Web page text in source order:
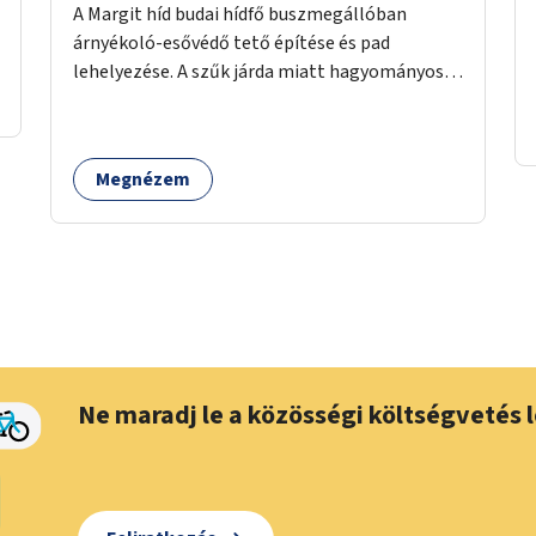
A Margit híd budai hídfő buszmegállóban
árnyékoló-esővédő tető építése és pad
lehelyezése. A szűk járda miatt hagyományos
Megnézem
Ne maradj le a közösségi